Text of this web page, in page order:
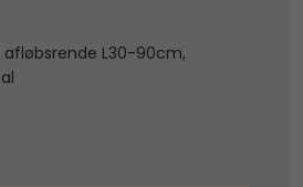
afløbsrende L30-90cm,